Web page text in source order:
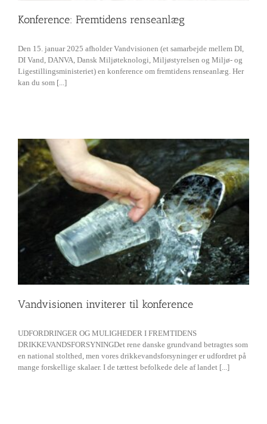
Konference: Fremtidens renseanlæg
Den 15. januar 2025 afholder Vandvisionen (et samarbejde mellem DI,
DI Vand, DANVA, Dansk Miljøteknologi, Miljøstyrelsen og Miljø- og
Ligestillingsministeriet) en konference om fremtidens renseanlæg. Her
kan du som [...]
Vandvisionen inviterer til konference
UDFORDRINGER OG MULIGHEDER I FREMTIDENS
DRIKKEVANDSFORSYNINGDet rene danske grundvand betragtes som
en national stolthed, men vores drikkevandsforsyninger er udfordret på
mange forskellige skalaer. I de tættest befolkede dele af landet [...]